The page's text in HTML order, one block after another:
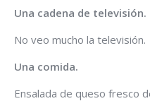
Una cadena de televisión.
No veo mucho la televisión.
Una comida.
Ensalada de queso fresco